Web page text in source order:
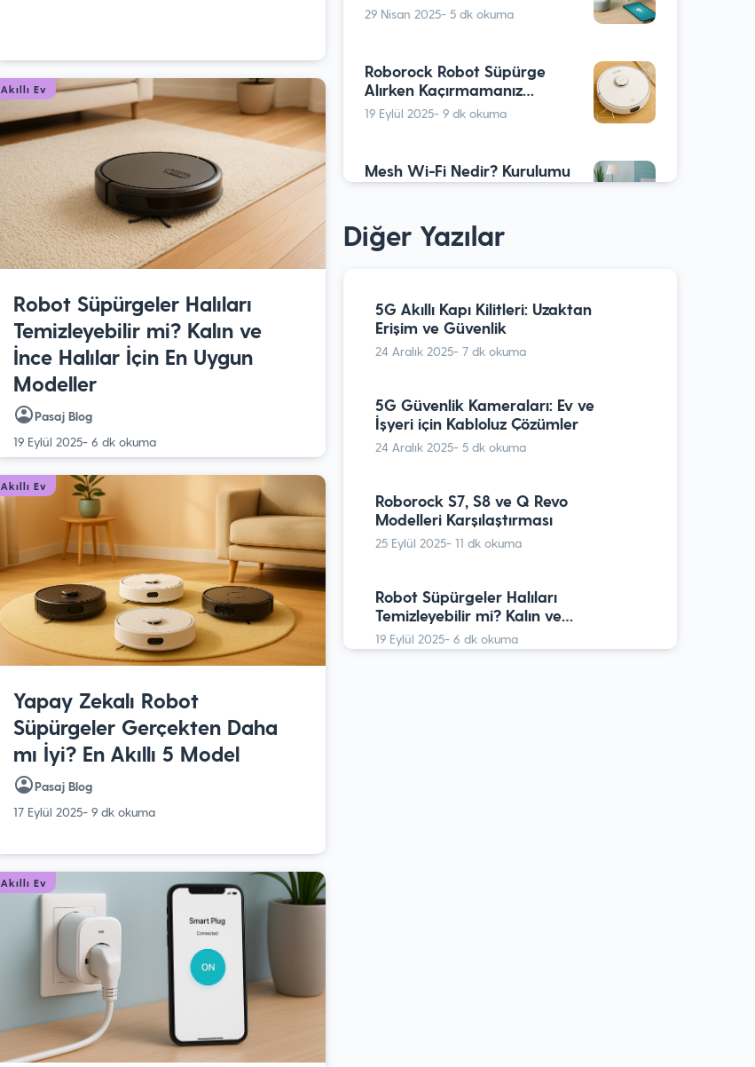
Akıllı Ev
Robot Süpürgeler Halıları
Temizleyebilir mi? Kalın ve
İnce Halılar İçin En Uygun
Modeller
Pasaj Blog
19 Eylül 2025- 6 dk okuma
Akıllı Ev
Yapay Zekalı Robot
Süpürgeler Gerçekten Daha
mı İyi? En Akıllı 5 Model
Pasaj Blog
17 Eylül 2025- 9 dk okuma
Akıllı Ev
29 Nisan 2025- 5 dk okuma
Roborock Robot Süpürge
Alırken Kaçırmamanız
Gereken 5 Gizli Özellik
19 Eylül 2025- 9 dk okuma
Mesh Wi-Fi Nedir? Kurulumu
Nasıl Yapılır?
16 Mart 2025 - 10 dk okuma
İnce Halılar İçin En Uygun
Modeller
19 Eylül 2025- 6 dk okuma
mı İyi? En Akıllı 5 Model
17 Eylül 2025- 9 dk okuma
Ürünleri ile HomeKit’in
Kusursuz Uyumu
1 Aralık 2024- 10 dk okuma
Diğer Yazılar
5G Akıllı Kapı Kilitleri: Uzaktan
Erişim ve Güvenlik
24 Aralık 2025- 7 dk okuma
5G Güvenlik Kameraları: Ev ve
İşyeri için Kabloluz Çözümler
24 Aralık 2025- 5 dk okuma
Roborock S7, S8 ve Q Revo
Modelleri Karşılaştırması
25 Eylül 2025- 11 dk okuma
Robot Süpürgeler Halıları
Temizleyebilir mi? Kalın ve
İnce Halılar İçin En Uygun
Modeller
19 Eylül 2025- 6 dk okuma